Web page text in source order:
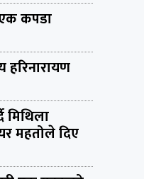
कपडा
हरिनारायण
मिथिला
महतोले दिए